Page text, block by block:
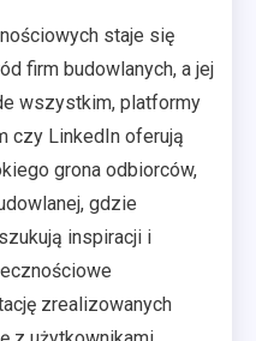
staje się
firm budowlanych, a jej
wszystkim, platformy
czy LinkedIn oferują
grona odbiorców,
gdzie
inspiracji i
zrealizowanych